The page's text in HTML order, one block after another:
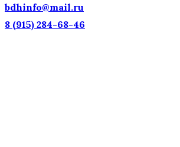
bdhinfo@mail.ru
8 (915) 284-68-46